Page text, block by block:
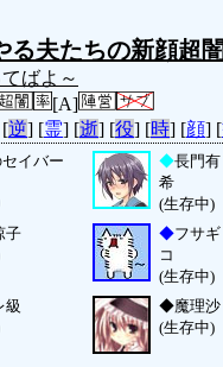
る夫たちの新顔超
ばよ～
[A]
逆] [霊] [逝] [役] [時] [顔] [
イバー
◆長門有
希
(生存中)
子
◆フサギ
コ
(生存中)
級
◆魔理沙
(生存中)